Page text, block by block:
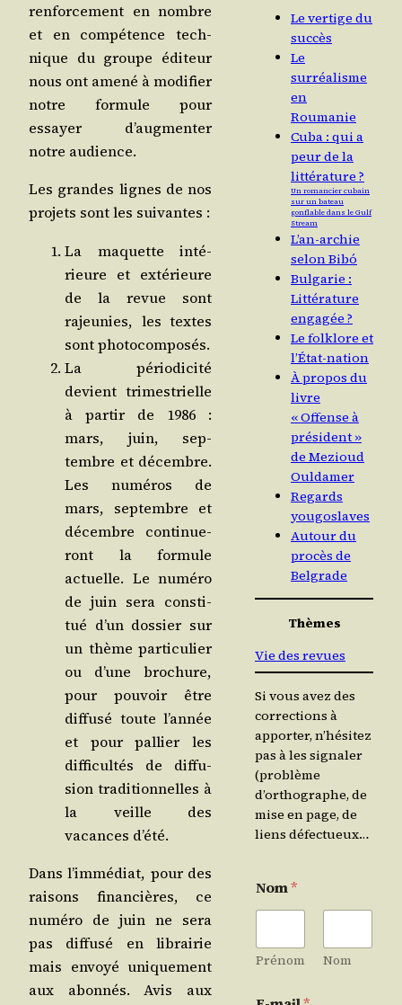
ren­for­ce­ment en nombre
et en com­pé­tence tech­
nique du groupe édi­teur
nous ont ame­né à modi­fier
notre for­mule pour
essayer d’aug­men­ter
notre audience.
Les grandes lignes de nos
pro­jets sont les suivantes :
La maquette inté­
rieure et exté­rieure
de la revue sont
rajeu­nies, les textes
sont photocomposés.
La pério­di­ci­té
devient tri­mes­trielle
à par­tir de 1986 :
mars, juin, sep­
tembre et décembre.
Les numé­ros de
mars, sep­tembre et
décembre conti­nue­
ront la for­mule
actuelle. Le numé­ro
de juin sera consti­
tué d’un dos­sier sur
un thème par­ti­cu­lier
ou d’une bro­chure,
pour pou­voir être
dif­fu­sé toute l’an­née
et pour pal­lier les
dif­fi­cul­tés de dif­fu­
sion tra­di­tion­nelles à
la veille des
vacances d’été.
Dans l’im­mé­diat, pour des
rai­sons finan­cières, ce
numé­ro de juin ne sera
pas dif­fu­sé en librai­rie
mais envoyé uni­que­ment
aux abon­nés. Avis aux
Le vertige du
succès
Le
surréalisme
en
Roumanie
Cuba : qui a
peur de la
littérature ?
Un romancier cubain
sur un bateau
gonflable dans le Gulf
Stream
L’an-archie
selon Bibó
Bulgarie :
Littérature
engagée ?
Le folklore et
l’État-nation
À propos du
livre
« Offense à
président »
de Mezioud
Ouldamer
Regards
yougoslaves
Autour du
procès de
Belgrade
Thèmes
Vie des revues
Si vous avez des
corrections à
apporter, n’hésitez
pas à les signaler
(problème
d’orthographe, de
mise en page, de
liens défectueux…
Nom*
Prénom Nom